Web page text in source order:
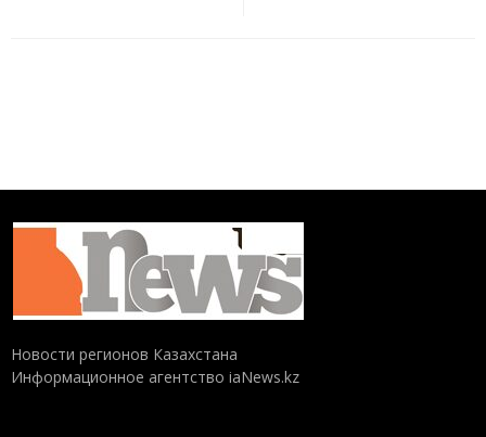
Новости регионов Казахстана
Информационное агентство iaNews.kz